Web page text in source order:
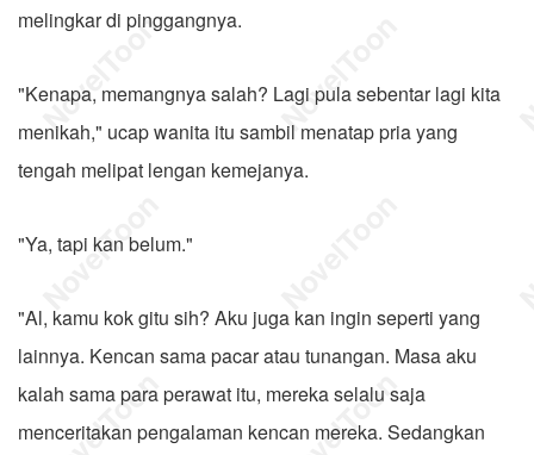
melingkar di pinggangnya.
"Kenapa, memangnya salah? Lagi pula sebentar lagi kita
menikah," ucap wanita itu sambil menatap pria yang
tengah melipat lengan kemejanya.
"Ya, tapi kan belum."
"Al, kamu kok gitu sih? Aku juga kan ingin seperti yang
lainnya. Kencan sama pacar atau tunangan. Masa aku
kalah sama para perawat itu, mereka selalu saja
menceritakan pengalaman kencan mereka. Sedangkan